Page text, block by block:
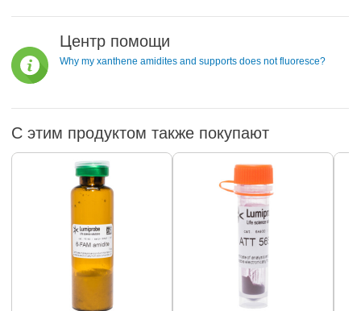
Центр помощи
Why my xanthene amidites and supports does not fluoresce?
С этим продуктом также покупают